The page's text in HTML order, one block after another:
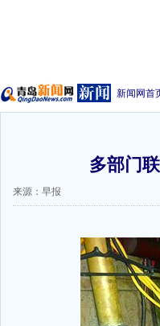
新闻网首
多部门
来源：早报